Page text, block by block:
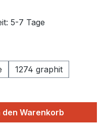
5-7 Tage
1274 graphit
den
den Warenkorb